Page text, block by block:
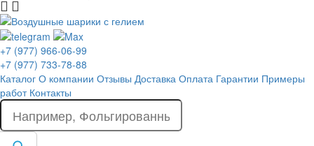
+7 (977) 966-06-99
+7 (977) 733-78-88
Каталог О компании Отзывы Доставка Оплата Гарантии Примеры
работ Контакты